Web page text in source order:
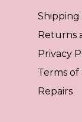
Shipping
Returns
Privacy
Terms of
Repairs